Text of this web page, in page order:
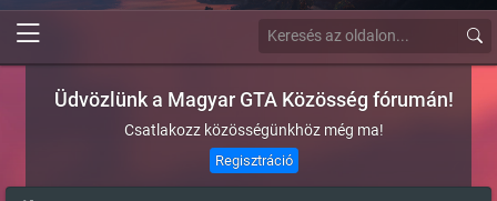
Üdvözlünk a Magyar GTA Közösség fórumán!
Csatlakozz közösségünkhöz még ma!
Regisztráció